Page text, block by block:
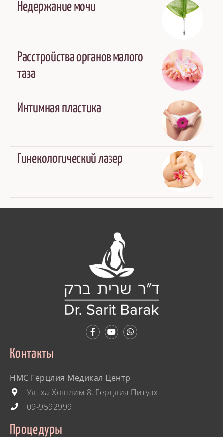
Недержание мочи
Расстройства органов малого
таза
Интимная пластика
Гинекологический лазер
Контакты
HMC Герцлия Медикал Центр
Ул. ха-Хошлим 8, Герцлия Питуах
09-9592999
Процедуры